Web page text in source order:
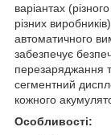
варіантах
різних
автоматичного
забезпечує
перезаряджання
сегментний
кожного
Особливості: